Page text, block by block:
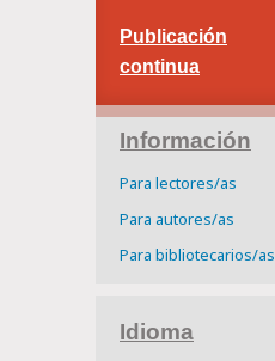
Publicación
continua
Información
Para lectores/as
Para autores/as
Para bibliotecarios/as
Idioma